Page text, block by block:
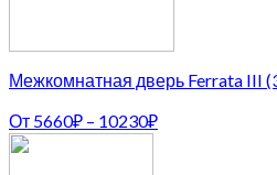
Межкомнатная дверь Ferrata III
От 5660₽ – 10230₽